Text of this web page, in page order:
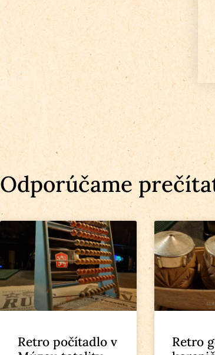
Odporúčame
Retro počítadlo v
Retro